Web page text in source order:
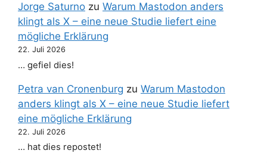
Jorge Saturno zu Warum Mastodon anders
klingt als X – eine neue Studie liefert eine
mögliche Erklärung
22. Juli 2026
… gefiel dies!
Petra van Cronenburg zu Warum Mastodon
anders klingt als X – eine neue Studie liefert
eine mögliche Erklärung
22. Juli 2026
… hat dies repostet!